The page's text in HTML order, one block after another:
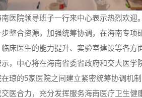
医院领导班子一行来中心表示热烈欢迎
整合资源，加强统筹协调，在海南专项
床医生的能力提升、实验室建设等各方
，中心将在海南省委省政府和交大医学
琼的5家医院之间建立紧密统筹协调机
医合力，充分发挥服务海南医疗卫生健